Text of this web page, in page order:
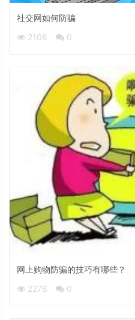
社交网如何防骗
2108
0
网上购物防骗的技巧有哪些？
2276
0